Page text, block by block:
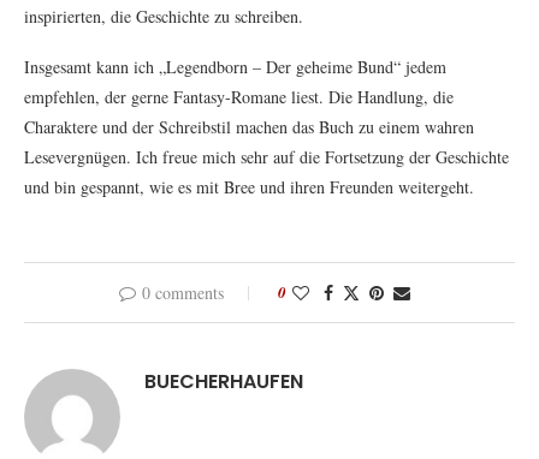
inspirierten, die Geschichte zu schreiben.
Insgesamt kann ich „Legendborn – Der geheime Bund“ jedem
empfehlen, der gerne Fantasy-Romane liest. Die Handlung, die
Charaktere und der Schreibstil machen das Buch zu einem wahren
Lesevergnügen. Ich freue mich sehr auf die Fortsetzung der Geschichte
und bin gespannt, wie es mit Bree und ihren Freunden weitergeht.
0 comments 0
BUECHERHAUFEN